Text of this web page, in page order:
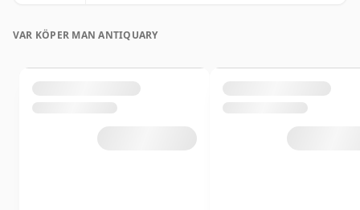
VAR KÖPER MAN ANTIQUARY